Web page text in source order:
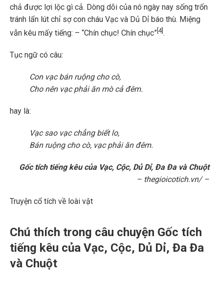
chả được lợi lộc gì cả. Dòng dõi của nó ngày nay sống trốn
tránh lẩn lút chỉ sợ con cháu Vạc và Dủ Dỉ báo thù. Miệng
vẫn kêu mấy tiếng: – “Chín chục! Chín chục” [4].
Tục ngữ có câu:
Con vạc bán ruộng cho cò,
Cho nên vạc phải ăn mò cả đêm.
hay là:
Vạc sao vạc chẳng biết lo,
Bán ruộng cho cò, vạc phải ăn đêm.
Gốc tích tiếng kêu của Vạc, Cộc, Dủ Dỉ, Đa Đa và Chuột
– thegioicotich.vn/ –
Truyện cổ tích về loài vật
Chú thích trong câu chuyện Gốc tích
tiếng kêu của Vạc, Cộc, Dủ Dỉ, Đa Đa
và Chuột